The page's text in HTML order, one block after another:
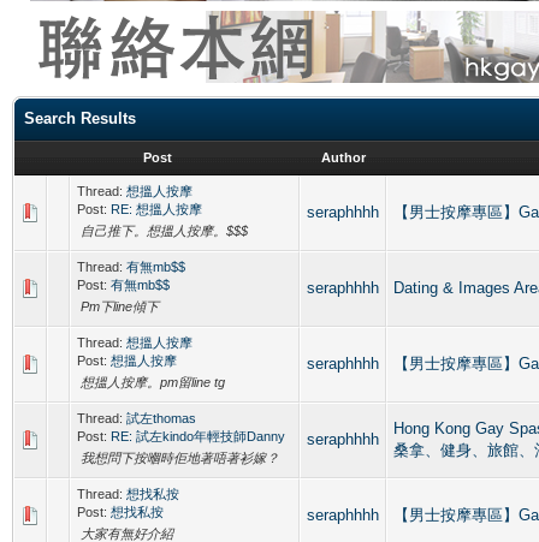
Search Results
Post Author
Thread: 想搵人按摩
Post: RE: 想搵人按摩
自己推下。想搵人按摩。$$$
seraphhhh 【男士按摩專區】
Thread: 有無mb$$
Post: 有無mb$$
Pm下line傾下
seraphhhh Dating & Images
Thread: 想搵人按摩
Post: 想搵人按摩
想搵人按摩。pm留line tg
seraphhhh 【男士按摩專區】
Thread: 試左thomas
Post: RE: 試左kindo年輕技師Danny
我想問下按嗰時佢地著唔著衫嫁？
seraphhhh
Hong Kong Gay
桑拿、健身、旅館、
Thread: 想找私按
Post: 想找私按
大家有無好介紹
seraphhhh 【男士按摩專區】